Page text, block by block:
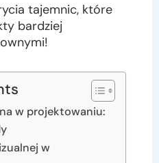
tajemnic, które
bardziej
w projektowaniu:
w